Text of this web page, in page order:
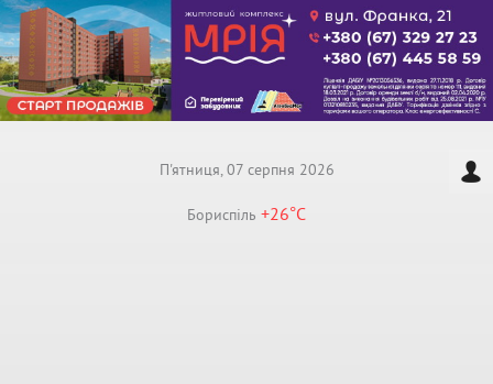
П'ятниця, 07 серпня 2026
Бориспiль +26°C